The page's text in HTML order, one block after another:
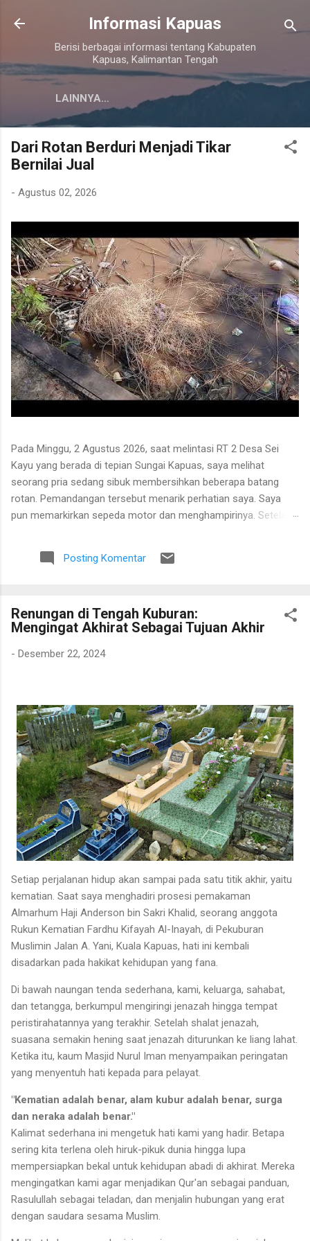
Langsung ke konten utama
Informasi Kapuas
Berisi berbagai informasi tentang Kabupaten
Kapuas, Kalimantan Tengah
LAINNYA…
Dari Rotan Berduri Menjadi Tikar
Bernilai Jual
- Agustus 02, 2026
Pada Minggu, 2 Agustus 2026, saat melintasi RT 2 Desa Sei
Kayu yang berada di tepian Sungai Kapuas, saya melihat
seorang pria sedang sibuk membersihkan beberapa batang
rotan. Pemandangan tersebut menarik perhatian saya. Saya
pun memarkirkan sepeda motor dan menghampirinya. Setelah
proses pengolahan rotan hingga menjadi bahan baku tikar
anyaman. Di tangan masyarakat setempat, rotan berduri yang
ekonomi. Bapak tersebut bercerita bahwa rotan yang sedang
dibersihkannya berasal dari kebun karet yang juga ditanami
rotan. Tanaman itu diperkirakan telah berusia sekitar sepuluh
dibersihkan terlebih dahulu. Setelah bagian tersebut aman,
barulah rotan dapat...
Posting Komentar
Renungan di Tengah Kuburan:
Mengingat Akhirat Sebagai Tujuan Akhir
- Desember 22, 2024
Setiap perjalanan hidup akan sampai pada satu titik akhir, yaitu
kematian. Saat saya menghadiri prosesi pemakaman
Almarhum Haji Anderson bin Sakri Khalid, seorang anggota
Rukun Kematian Fardhu Kifayah Al-Inayah, di Pekuburan
Muslimin Jalan A. Yani, Kuala Kapuas, hati ini kembali
disadarkan pada hakikat kehidupan yang fana.
Di bawah naungan tenda sederhana, kami, keluarga, sahabat,
dan tetangga, berkumpul mengiringi jenazah hingga tempat
peristirahatannya yang terakhir. Setelah shalat jenazah,
suasana semakin hening saat jenazah diturunkan ke liang lahat.
Ketika itu, kaum Masjid Nurul Iman menyampaikan peringatan
yang menyentuh hati kepada para pelayat.
"Kematian adalah benar, alam kubur adalah benar, surga
dan neraka adalah benar."
Kalimat sederhana ini mengetuk hati kami yang hadir. Betapa
sering kita terlena oleh hiruk-pikuk dunia hingga lupa
mempersiapkan bekal untuk kehidupan abadi di akhirat. Mereka
mengingatkan kami agar menjadikan Qur'an sebagai panduan,
Rasulullah sebagai teladan, dan menjalin hubungan yang erat
dengan saudara sesama Muslim.